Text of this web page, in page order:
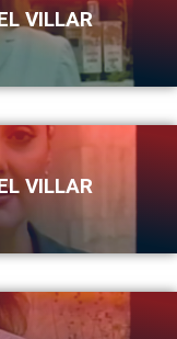
VILLAR
VILLAR